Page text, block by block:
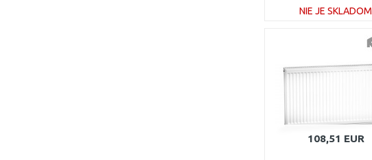
NIE JE SKLADOM
DO KOŠÍKA
Porovnať
108,51 EUR